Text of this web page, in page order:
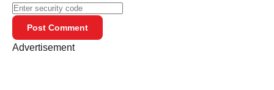
Post Comment
Advertisement